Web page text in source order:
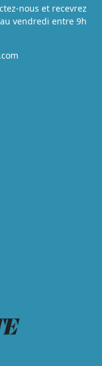
nous et recevrez
vendredi entre 9h